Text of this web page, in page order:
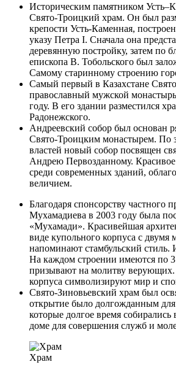
Историческим памятником
Свято-Троицкий храм. Он был
крепости Усть-Каменная,
указу Петра I. Сначала она
деревянную постройку, затем по
епископа В. Тобольского был
Самому старинному строению
Самый первый в Казахстане
православный мужской
году. В его здании разместился
Радонежского.
Андреевский собор был основан
Свято-Троицким монастырем. По
властей новый собор посвящен
Андрею Первозданному. Красивое
среди современных зданий,
величием.
Благодаря спонсорству частного
Мухамадиева в 2003 году была
«Мухамади». Красивейшая
виде купольного корпуса с двумя
напоминают стамбульский стиль.
На каждом строении имеются по 3
призывают на молитву верующих.
корпуса символизируют мир и
Свято-Зиновьевский храм был
открытие было долгожданным
которые долгое время
доме для совершения служб и
Храм